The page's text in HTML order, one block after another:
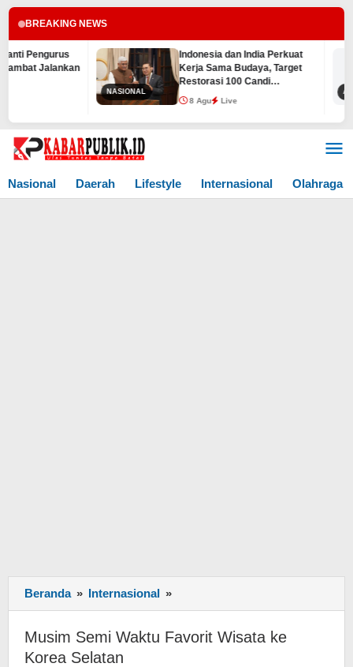
BREAKING NEWS
Indonesia dan India Perkuat
Kerja Sama Budaya, Target
Restorasi 100 Candi
Prambanan Rampung
Sebelum 2029
8 Agu Live
ADVENTORIAL
Lewati
Nasional
Daerah Lifestyle Internasional Olahraga
Beranda » Internasional »
Semi
Waktu
Favorit
Musim Semi Waktu Favorit Wisata ke
Korea Selatan